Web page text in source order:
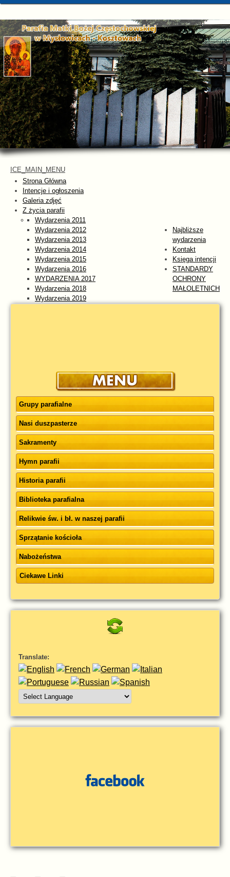
ICE_MAIN_MENU
Strona Główna
Intencje i ogłoszenia
Galeria zdjęć
Z życia parafii
Wydarzenia 2011
Wydarzenia 2012
Wydarzenia 2013
Wydarzenia 2014
Wydarzenia 2015
Wydarzenia 2016
WYDARZENIA 2017
Wydarzenia 2018
Wydarzenia 2019
Najbliższe
wydarzenia
Kontakt
Księga intencji
STANDARDY
OCHRONY
MAŁOLETNICH
Grupy parafialne
Nasi duszpasterze
Sakramenty
Hymn parafii
Historia parafii
Biblioteka parafialna
Relikwie św. i bł. w naszej parafii
Sprzątanie kościoła
Nabożeństwa
Ciekawe Linki
Translate: